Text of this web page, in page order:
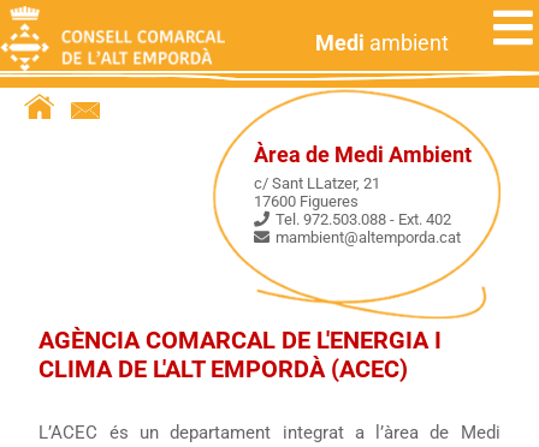
Medi ambient
Àrea de Medi Ambient
c/ Sant LLatzer, 21
17600 Figueres
Tel. 972.503.088 - Ext. 402
mambient@altemporda.cat
AGÈNCIA COMARCAL DE L'ENERGIA I
CLIMA DE L'ALT EMPORDÀ (ACEC)
L’ACEC és un departament integrat a l’àrea de Medi